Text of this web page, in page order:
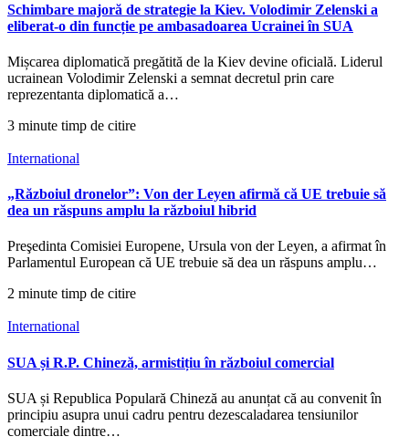
Schimbare majoră de strategie la Kiev. Volodimir Zelenski a
eliberat-o din funcție pe ambasadoarea Ucrainei în SUA
Mișcarea diplomatică pregătită de la Kiev devine oficială. Liderul
ucrainean Volodimir Zelenski a semnat decretul prin care
reprezentanta diplomatică a…
3 minute timp de citire
International
„Războiul dronelor”: Von der Leyen afirmă că UE trebuie să
dea un răspuns amplu la războiul hibrid
Preşedinta Comisiei Europene, Ursula von der Leyen, a afirmat în
Parlamentul European că UE trebuie să dea un răspuns amplu…
2 minute timp de citire
International
SUA și R.P. Chineză, armistițiu în războiul comercial
SUA și Republica Populară Chineză au anunțat că au convenit în
principiu asupra unui cadru pentru dezescaladarea tensiunilor
comerciale dintre…